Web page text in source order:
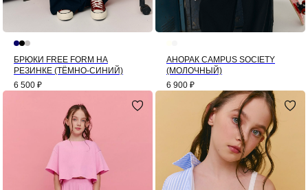
БРЮКИ FREE FORM НА
РЕЗИНКЕ (ТЁМНО-СИНИЙ)
6 500 ₽
АНОРАК CAMPUS SOCIETY
(МОЛОЧНЫЙ)
6 900 ₽